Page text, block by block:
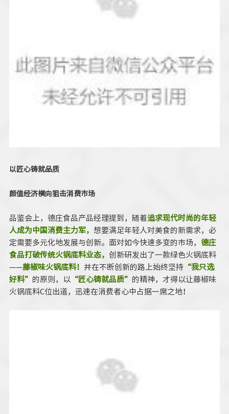
以匠心铸就品质
颜值经济横向狙击消费市场
品鉴会上，德庄食品产品经理提到，随着追求现代时尚的年轻
人成为中国消费主力军， 想要满足年轻人对美食的新需求，必
定需要多元化地发展与创新。面对如今快速多变的市场， 德庄
食品打破传统火锅底料业态， 创新研发出了一款绿色火锅底料
——藤椒味火锅底料！ 并在不断创新的路上始终坚持“我只选
好料” 的原则，以 “匠心铸就品质” 的精神，才得以让藤椒味
火锅底料C位出道，迅速在消费者心中占据一席之地！